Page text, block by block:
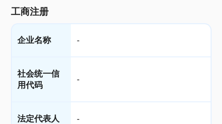
工商注册
企业名称 -
社会统一信
用代码
-
法定代表人 -